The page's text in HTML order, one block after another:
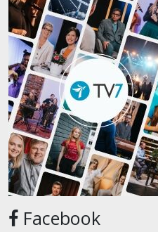
Facebook